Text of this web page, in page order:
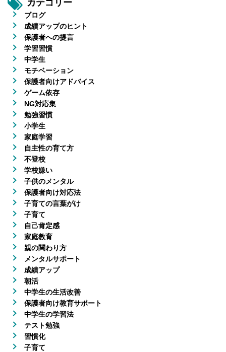
カテゴリー
ブログ
成績アップのヒント
保護者への提言
学習習慣
中学生
モチベーション
保護者向けアドバイス
ゲーム依存
NG対応集
勉強習慣
小学生
家庭学習
自主性の育て方
不登校
学校嫌い
子供のメンタル
保護者向け対応法
子育ての言葉がけ
子育て
自己肯定感
家庭教育
親の関わり方
メンタルサポート
成績アップ
朝活
中学生の生活改善
保護者向け教育サポート
中学生の学習法
テスト勉強
習慣化
子育て